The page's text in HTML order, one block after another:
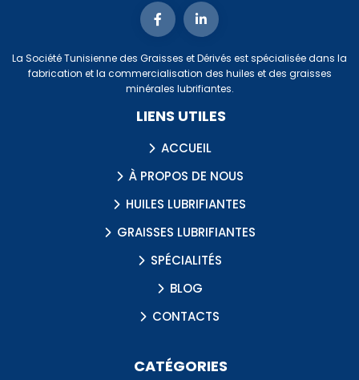
La Société Tunisienne des Graisses et Dérivés est spécialisée dans la
fabrication et la commercialisation des huiles et des graisses
minérales lubrifiantes.
LIENS UTILES
ACCUEIL
À PROPOS DE NOUS
HUILES LUBRIFIANTES
GRAISSES LUBRIFIANTES
SPÉCIALITÉS
BLOG
CONTACTS
CATÉGORIES